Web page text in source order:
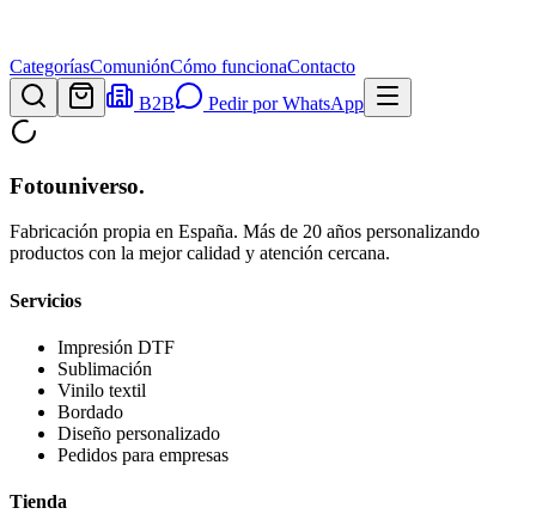
CategoríasComuniónCómo funcionaContacto
B2B
Pedir por WhatsApp
Fotouniverso.
Fabricación propia en España. Más de 20 años personalizando
productos con la mejor calidad y atención cercana.
Servicios
Impresión DTF
Sublimación
Vinilo textil
Bordado
Diseño personalizado
Pedidos para empresas
Tienda